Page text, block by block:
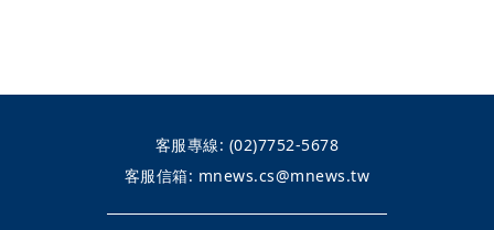
客服專線: (02)7752-5678
客服信箱: mnews.cs@mnews.tw